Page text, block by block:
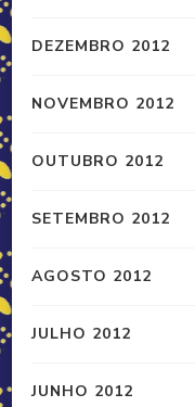
DEZEMBRO 2012
NOVEMBRO 2012
OUTUBRO 2012
SETEMBRO 2012
AGOSTO 2012
JULHO 2012
JUNHO 2012